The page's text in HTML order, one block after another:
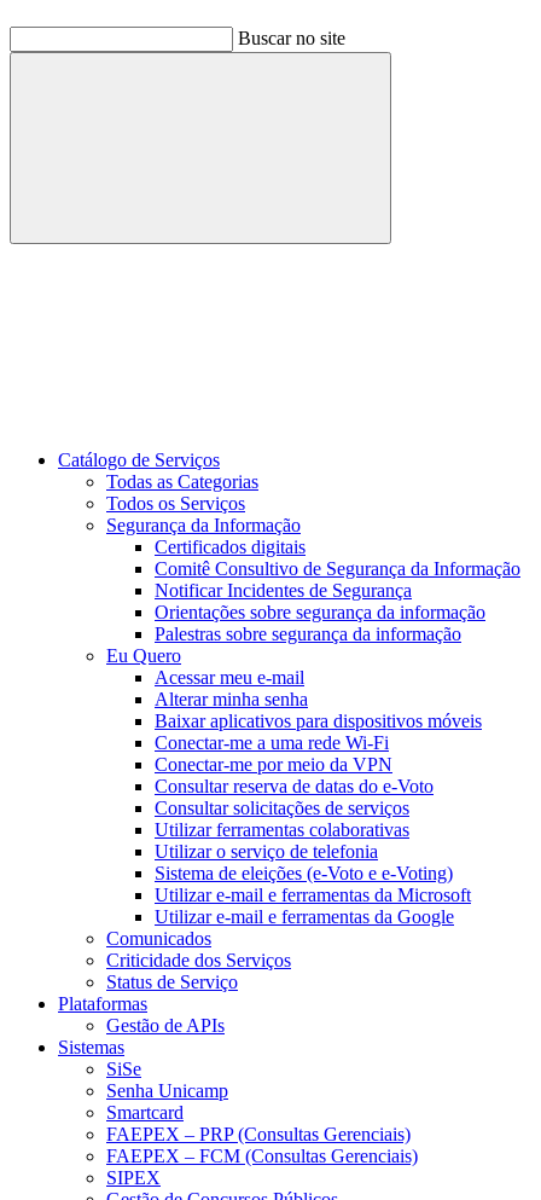
Buscar no site
Buscar
Catálogo de Serviços
Todas as Categorias
Todos os Serviços
Segurança da Informação
Certificados digitais
Comitê Consultivo de Segurança da Informação
Notificar Incidentes de Segurança
Orientações sobre segurança da informação
Palestras sobre segurança da informação
Eu Quero
Acessar meu e-mail
Alterar minha senha
Baixar aplicativos para dispositivos móveis
Conectar-me a uma rede Wi-Fi
Conectar-me por meio da VPN
Consultar reserva de datas do e-Voto
Consultar solicitações de serviços
Utilizar ferramentas colaborativas
Utilizar o serviço de telefonia
Sistema de eleições (e-Voto e e-Voting)
Utilizar e-mail e ferramentas da Microsoft
Utilizar e-mail e ferramentas da Google
Comunicados
Criticidade dos Serviços
Status de Serviço
Plataformas
Gestão de APIs
Sistemas
SiSe
Senha Unicamp
Smartcard
FAEPEX – PRP (Consultas Gerenciais)
FAEPEX – FCM (Consultas Gerenciais)
SIPEX